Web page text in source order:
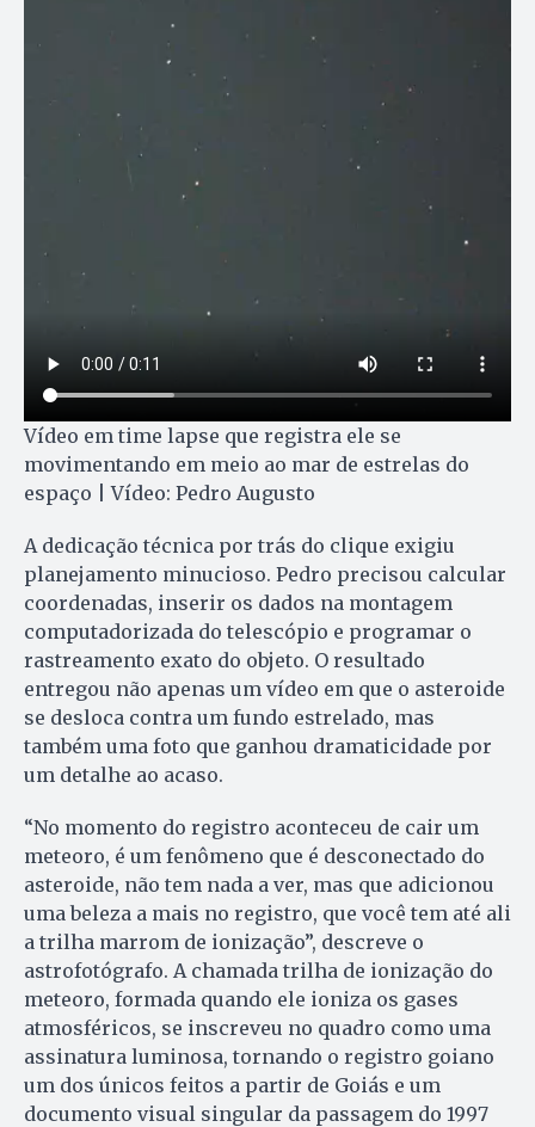
Vídeo em time lapse que registra ele se
movimentando em meio ao mar de estrelas do
espaço | Vídeo: Pedro Augusto
A dedicação técnica por trás do clique exigiu
planejamento minucioso. Pedro precisou calcular
coordenadas, inserir os dados na montagem
computadorizada do telescópio e programar o
rastreamento exato do objeto. O resultado
entregou não apenas um vídeo em que o asteroide
se desloca contra um fundo estrelado, mas
também uma foto que ganhou dramaticidade por
um detalhe ao acaso.
“No momento do registro aconteceu de cair um
meteoro, é um fenômeno que é desconectado do
asteroide, não tem nada a ver, mas que adicionou
uma beleza a mais no registro, que você tem até ali
a trilha marrom de ionização”, descreve o
astrofotógrafo. A chamada trilha de ionização do
meteoro, formada quando ele ioniza os gases
atmosféricos, se inscreveu no quadro como uma
assinatura luminosa, tornando o registro goiano
um dos únicos feitos a partir de Goiás e um
documento visual singular da passagem do 1997